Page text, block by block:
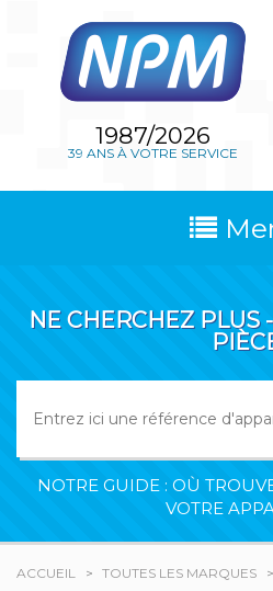
1987/2026
39 ANS À VOTRE SERVICE
NE CHERCHEZ PLUS
NOTRE GUIDE : OÙ
VOTRE
ACCUEIL TOUTES LES MARQUES